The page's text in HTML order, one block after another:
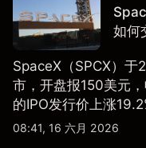
如何
SpaceX（SPCX）于
市，开盘报150美元
的IPO发行价上涨
08:41, 16 六月 2026